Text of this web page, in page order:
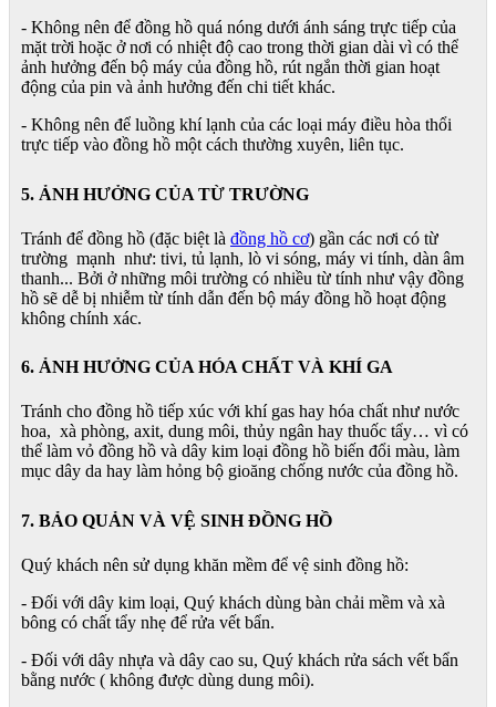
- Không nên để đồng hồ quá nóng dưới ánh sáng trực tiếp của
mặt trời hoặc ở nơi có nhiệt độ cao trong thời gian dài vì có thể
ảnh hưởng đến bộ máy của đồng hồ, rút ngắn thời gian hoạt
động của pin và ảnh hưởng đến chi tiết khác.
- Không nên để luồng khí lạnh của các loại máy điều hòa thổi
trực tiếp vào đồng hồ một cách thường xuyên, liên tục.
5. ẢNH HƯỞNG CỦA TỪ TRƯỜNG
Tránh để đồng hồ (đặc biệt là đồng hồ cơ) gần các nơi có từ
trường mạnh như: tivi, tủ lạnh, lò vi sóng, máy vi tính, dàn âm
thanh... Bởi ở những môi trường có nhiều từ tính như vậy đồng
hồ sẽ dễ bị nhiễm từ tính dẫn đến bộ máy đồng hồ hoạt động
không chính xác.
6. ẢNH HƯỞNG CỦA HÓA CHẤT VÀ KHÍ GA
Tránh cho đồng hồ tiếp xúc với khí gas hay hóa chất như nước
hoa, xà phòng, axit, dung môi, thủy ngân hay thuốc tẩy… vì có
thể làm vỏ đồng hồ và dây kim loại đồng hồ biến đổi màu, làm
mục dây da hay làm hỏng bộ gioăng chống nước của đồng hồ.
7. BẢO QUẢN VÀ VỆ SINH ĐỒNG HỒ
Quý khách nên sử dụng khăn mềm để vệ sinh đồng hồ:
- Đối với dây kim loại, Quý khách dùng bàn chải mềm và xà
bông có chất tẩy nhẹ để rửa vết bẩn.
- Đối với dây nhựa và dây cao su, Quý khách rửa sách vết bẩn
bằng nước ( không được dùng dung môi).